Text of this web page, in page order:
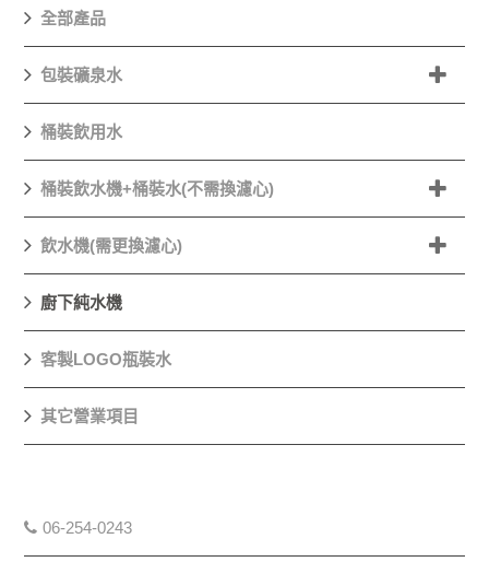
全部產品
包裝礦泉水
桶裝飲用水
桶裝飲水機+桶裝水(不需換濾心)
飲水機(需更換濾心)
廚下純水機
客製LOGO瓶裝水
其它營業項目
06-254-0243